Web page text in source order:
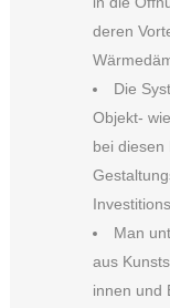
deren
Die
Objekt-
bei diesen
Man
aus
innen und